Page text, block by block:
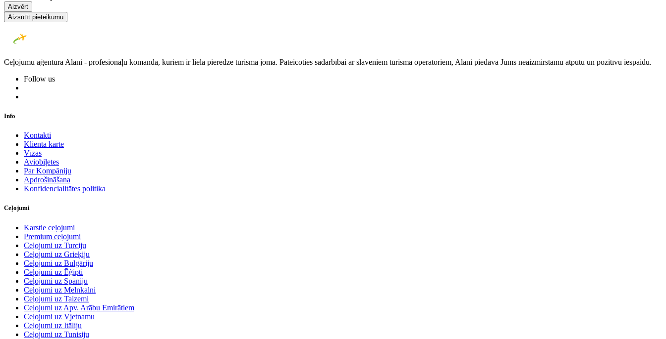
Aizvērt
Aizsūtīt pieteikumu
Ceļojumu aģentūra Alani - profesionāļu komanda, kuriem ir liela pieredze tūrisma jomā. Pateicoties sadarbībai ar slaveniem tūrisma operatoriem, Alani piedāvā Jums neaizmirstamu atpūtu un pozitīvu iespaidu.
Follow us
Info
Kontakti
Klienta karte
Vīzas
Aviobiļetes
Par Kompāniju
Apdrošināšana
Konfidencialitātes politika
Ceļojumi
Karstie ceļojumi
Premium ceļojumi
Ceļojumi uz Turciju
Ceļojumi uz Grieķiju
Ceļojumi uz Bulgāriju
Ceļojumi uz Ēģipti
Ceļojumi uz Spāniju
Ceļojumi uz Melnkalni
Ceļojumi uz Taizemi
Ceļojumi uz Apv. Arābu Emirātiem
Ceļojumi uz Vjetnamu
Ceļojumi uz Itāliju
Ceļojumi uz Tunisiju